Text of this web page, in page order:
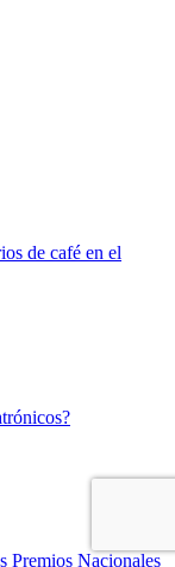
de café en el
Premios Nacionales